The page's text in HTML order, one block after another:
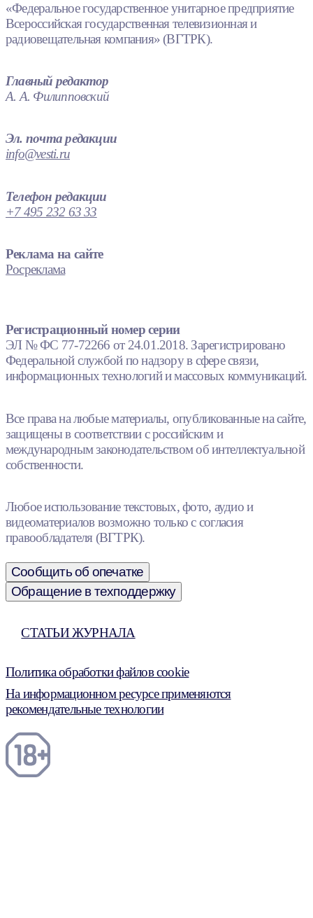
«Федеральное государственное унитарное предприятие
Всероссийская государственная телевизионная и
радиовещательная компания» (ВГТРК).
Главный редактор
А. А. Филипповский
Эл. почта редакции
info@vesti.ru
Телефон редакции
+7 495 232 63 33
Реклама на сайте
Росреклама
Регистрационный номер серии
ЭЛ № ФС 77-72266 от 24.01.2018. Зарегистрировано
Федеральной службой по надзору в сфере связи,
информационных технологий и массовых коммуникаций.
Все права на любые материалы, опубликованные на сайте,
защищены в соответствии с российским и
международным законодательством об интеллектуальной
собственности.
Любое использование текстовых, фото, аудио и
видеоматериалов возможно только с согласия
правообладателя (ВГТРК).
Сообщить об опечатке
Обращение в техподдержку
СТАТЬИ ЖУРНАЛА
Политика обработки файлов cookie
На информационном ресурсе применяются
рекомендательные технологии